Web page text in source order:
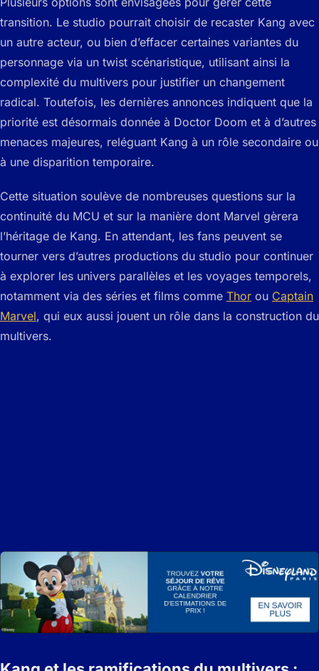
transition. Le studio pourrait choisir de recaster Kang avec
un autre acteur, ou bien d’effacer certaines variantes du
personnage via un twist scénaristique, utilisant ainsi la
complexité du multivers pour justifier un changement
radical. Toutefois, les dernières annonces indiquent que la
priorité est désormais donnée à Doctor Doom et à d’autres
menaces majeures, reléguant Kang à un rôle secondaire ou
à une disparition temporaire.
Cette situation soulève de nombreuses questions sur la
continuité du MCU et sur la manière dont Marvel gèrera
l’héritage de Kang. En attendant, les fans peuvent se
tourner vers d’autres productions du studio pour continuer
à explorer les univers parallèles et les voyages temporels,
notamment via des séries et films comme Thor ou Captain
Marvel, qui eux aussi jouent un rôle dans la construction du
multivers.